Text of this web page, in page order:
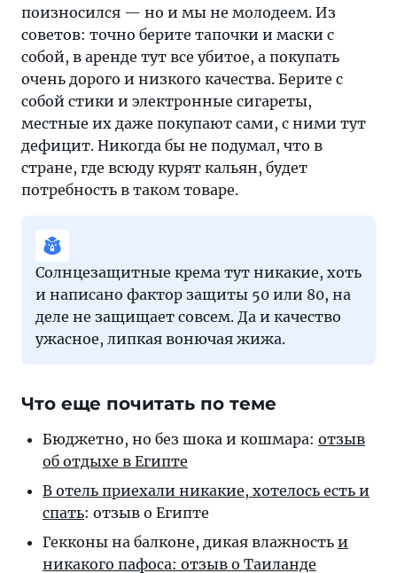
поизносился — но и мы не молодеем. Из
советов: точно берите тапочки и маски с
собой, в аренде тут все убитое, а покупать
очень дорого и низкого качества. Берите с
собой стики и электронные сигареты,
местные их даже покупают сами, с ними тут
дефицит. Никогда бы не подумал, что в
стране, где всюду курят кальян, будет
потребность в таком товаре.
Солнцезащитные крема тут никакие, хоть
и написано фактор защиты 50 или 80, на
деле не защищает совсем. Да и качество
ужасное, липкая вонючая жижа.
Что еще почитать по теме
Бюджетно, но без шока и кошмара: отзыв
об отдыхе в Египте
В отель приехали никакие, хотелось есть и
спать: отзыв о Египте
Гекконы на балконе, дикая влажность и
никакого пафоса: отзыв о Таиланде